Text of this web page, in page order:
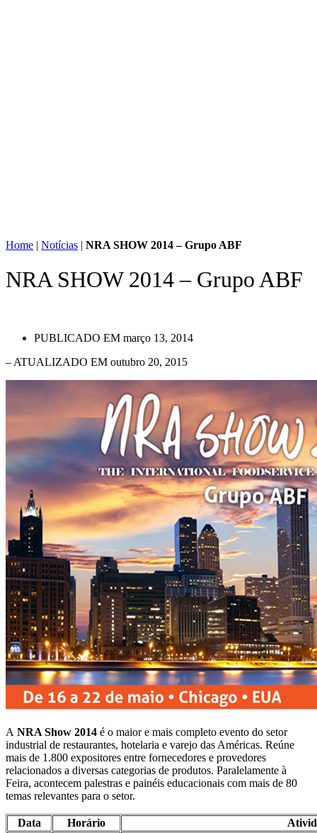
Home | Notícias | NRA SHOW 2014 – Grupo ABF
NRA SHOW 2014 – Grupo ABF
PUBLICADO EM março 13, 2014
– ATUALIZADO EM outubro 20, 2015
A NRA Show 2014 é o maior e mais completo evento do setor
industrial de restaurantes, hotelaria e varejo das Américas. Reúne
mais de 1.800 expositores entre fornecedores e provedores
relacionados a diversas categorias de produtos. Paralelamente à
Feira, acontecem palestras e painéis educacionais com mais de 80
temas relevantes para o setor.
Data Horário